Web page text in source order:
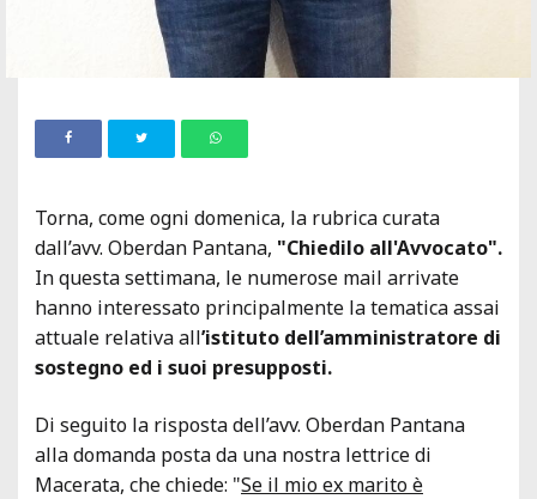
Torna, come ogni domenica, la rubrica curata
dall’avv. Oberdan Pantana, "Chiedilo all'Avvocato".
In questa settimana, le numerose mail arrivate
hanno interessato principalmente la tematica assai
attuale relativa all’istituto dell’amministratore di
sostegno ed i suoi presupposti.
Di seguito la risposta dell’avv. Oberdan Pantana
alla domanda posta da una nostra lettrice di
Macerata, che chiede: "Se il mio ex marito è